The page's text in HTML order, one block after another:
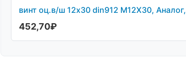
винт оц.в/ш 12х30 din912 M12Х30, Аналог,
452,70₽